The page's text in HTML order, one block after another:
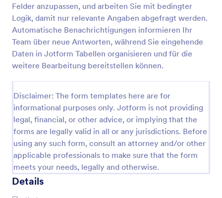
Felder anzupassen, und arbeiten Sie mit bedingter
Logik, damit nur relevante Angaben abgefragt werden.
Automatische Benachrichtigungen informieren Ihr
Team über neue Antworten, während Sie eingehende
Daten in Jotform Tabellen organisieren und für die
weitere Bearbeitung bereitstellen können.
Disclaimer: The form templates here are for
informational purposes only. Jotform is not providing
legal, financial, or other advice, or implying that the
forms are legally valid in all or any jurisdictions. Before
using any such form, consult an attorney and/or other
applicable professionals to make sure that the form
meets your needs, legally and otherwise.
Details
Dieses umfassende Online-Buchungsformular für
Fahrten kann für jede Art von Reservierung von
Fahrten wie Transportplanung, Touren und Bring-
und Hol-Diensten verwendet werden; hier können
die Gäste Orte, Datum und Uhrzeit der
gewünschten Fahrt auswählen und ihre
Kontaktinformationen angeben. Mit vielen weiteren
erstellen. Fügen Sie Ihr Logo, Bilder, Schriftarten
und Farben hinzu und betten Sie Ihr Formular
entweder auf der Website Ihres Unternehmens ein
oder verwenden Sie es als eigenständiges Formular,
um den Prozess der Buchung von Fahrdiensten
jeder Art zu erleichtern.
Go to Category:
Dienstleistungsformulare
Vorschau